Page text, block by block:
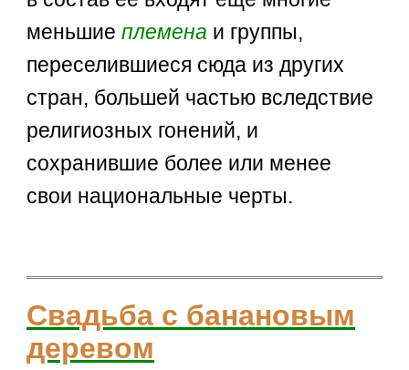
меньшиеплемена и группы,
переселившиеся сюда из других
стран, большей частью вследствие
религиозных гонений, и
сохранившие более или менее
свои национальные черты.
Свадьба с банановым
деревом